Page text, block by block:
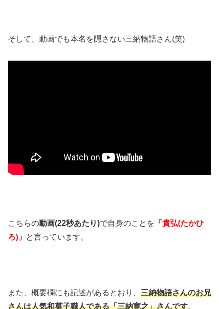
そして、動画でも本名を隠さない三納物語さん(笑)
こちらの動画(22秒あたり)で自身のことを 「貴弘(たかひ
ろ)」 と言っています。
また、概要欄にも記述があるとおり、 三納物語さんのお兄
さんは人気和菓子職人である「三納寛之」さんです。